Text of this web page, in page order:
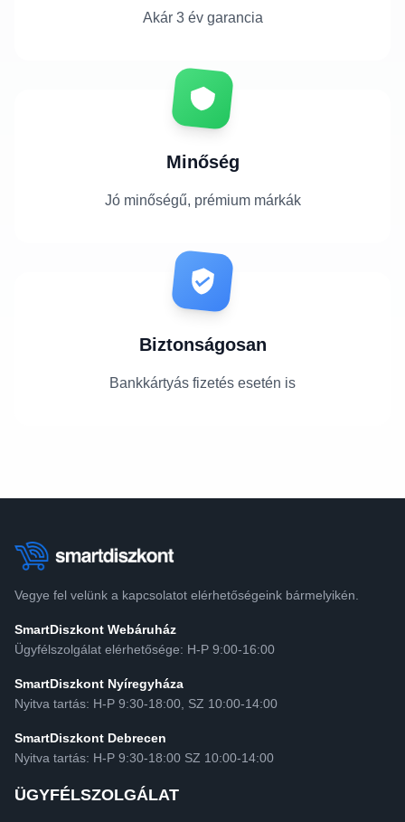
Akár 3 év garancia
Minőség
Jó minőségű, prémium márkák
Biztonságosan
Bankkártyás fizetés esetén is
Vegye fel velünk a kapcsolatot elérhetőségeink bármelyikén.
SmartDiszkont Webáruház
Ügyfélszolgálat elérhetősége: H-P 9:00-16:00
SmartDiszkont Nyíregyháza
Nyitva tartás: H-P 9:30-18:00, SZ 10:00-14:00
SmartDiszkont Debrecen
Nyitva tartás: H-P 9:30-18:00 SZ 10:00-14:00
ÜGYFÉLSZOLGÁLAT